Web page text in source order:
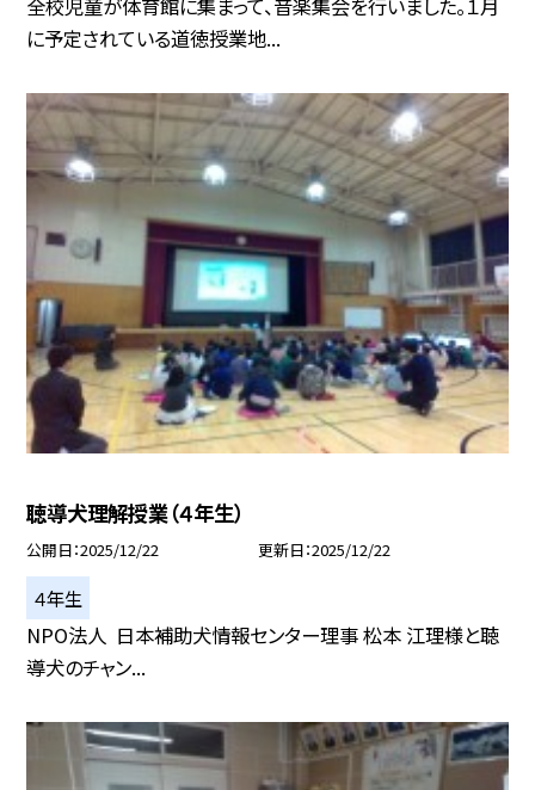
全校児童が体育館に集まって、音楽集会を行いました。１月
に予定されている道徳授業地...
聴導犬理解授業（４年生）
公開日 2025/12/22 更新日 2025/12/22
４年生
NPO法人 日本補助犬情報センター理事 松本 江理様と聴
導犬のチャン...